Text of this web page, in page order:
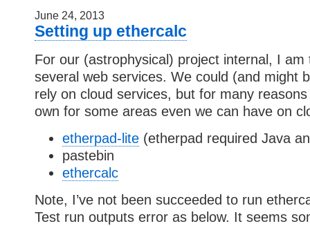
June 24, 2013
Setting up ethercalc
For our (astrophysical) project internal, I am
several web services. We could (and might
rely on cloud services, but for many
own for some areas even we can have on
etherpad-lite (etherpad required Java
pastebin
ethercalc
Note, I’ve not been succeeded to run
Test run outputs error as below. It seems